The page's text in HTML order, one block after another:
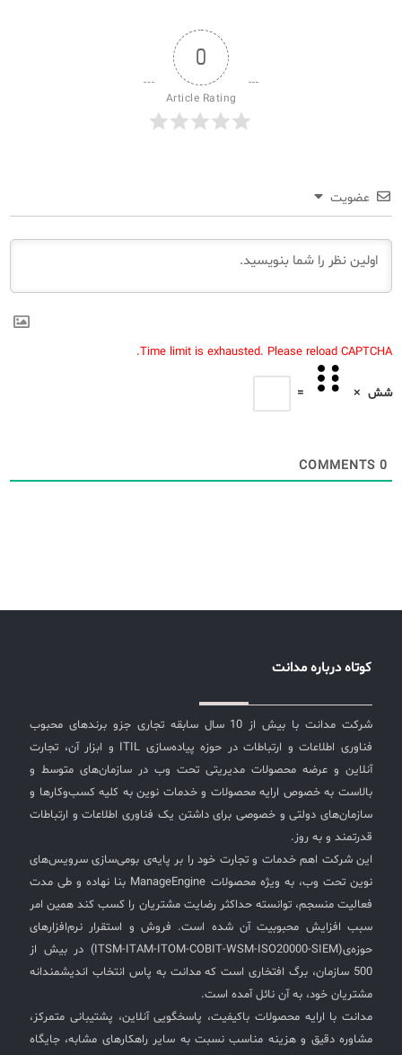
0
Article Rating
عضویت
Time limit is exhausted. Please reload CAPTCHA.
شش ×
=
0
کوتاه درباره مدانت
شرکت مدانت با بیش از 10 سال سابقه تجاری جزو برندهای محبوب
فناوری اطلاعات و ارتباطات در حوزه پیاده‌سازی ITIL و ابزار آن، تجارت
آنلاین و عرضه محصولات مدیریتی تحت وب در سازمان‌های متوسط و
بالاست به خصوص ارایه محصولات و خدمات نوین به کلیه کسب‌وکارها و
سازمان‌های دولتی و خصوصی برای داشتن یک فناوری اطلاعات و ارتباطات
قدرتمند و به روز.
این شرکت اهم خدمات و تجارت خود را بر پایه‌ی بومی‌سازی سرویس‌های
نوین تحت وب، به ویژه محصولات ManageEngine بنا نهاده و طی مدت
فعالیت منسجم، توانسته حداکثر رضایت مشتریان را کسب کند همین امر
سبب افزایش محبوبیت آن شده است. فروش و استقرار نرم‌افزارهای
حوزه‌ی(ITSM-ITAM-ITOM-COBIT-WSM-ISO20000-SIEM) در بیش از
500 سازمان، برگ افتخاری است که مدانت به پاس انتخاب اندیشمندانه
مشتریان خود، به آن نائل آمده است.
مدانت با ارایه محصولات باکیفیت، پاسخگویی آنلاین، پشتیبانی متمرکز،
مشاوره دقیق و هزینه مناسب نسبت به سایر راهکارهای مشابه، جایگاه